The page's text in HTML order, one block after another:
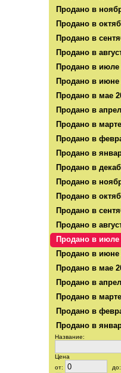
Продано в
Продано в
Продано в
Продано в
Продано в июле
Продано в июне
Продано в мае
Продано в
Продано в
Продано в
Продано в
Продано в
Продано в
Продано в
Продано в
Продано в
Продано в июле
Продано в июне
Продано в мае
Продано в
Продано в
Продано в
Продано в
Название:
Цена
от:
до: